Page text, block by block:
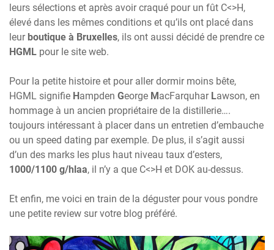
leurs sélections et après avoir craqué pour un fût C<>H,
élevé dans les mêmes conditions et qu’ils ont placé dans
leur boutique à Bruxelles, ils ont aussi décidé de prendre ce
HGML pour le site web.
Pour la petite histoire et pour aller dormir moins bête,
HGML signifie Hampden George MacFarquhar Lawson, en
hommage à un ancien propriétaire de la distillerie….
toujours intéressant à placer dans un entretien d’embauche
ou un speed dating par exemple. De plus, il s’agit aussi
d’un des marks les plus haut niveau taux d’esters,
1000/1100 g/hlaa, il n’y a que C<>H et DOK au-dessus.
Et enfin, me voici en train de la déguster pour vous pondre
une petite review sur votre blog préféré.